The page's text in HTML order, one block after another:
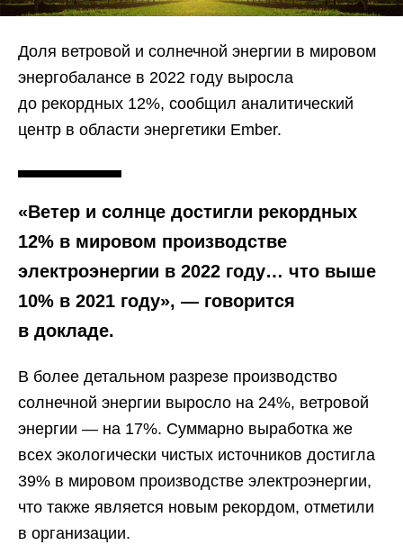
Доля ветровой и солнечной энергии в мировом
энергобалансе в 2022 году выросла
до рекордных 12%, сообщил аналитический
центр в области энергетики Ember.
«Ветер и солнце достигли рекордных
12% в мировом производстве
электроэнергии в 2022 году… что выше
10% в 2021 году», — говорится
в докладе.
В более детальном разрезе производство
солнечной энергии выросло на 24%, ветровой
энергии — на 17%. Суммарно выработка же
всех экологически чистых источников достигла
39% в мировом производстве электроэнергии,
что также является новым рекордом, отметили
в организации.